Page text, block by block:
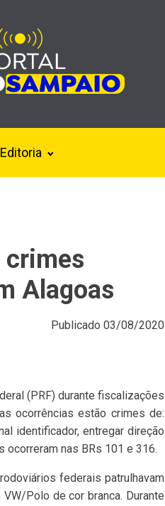
Editoria
crimes
Alagoas
Publicado 03/08/2020
(PRF) durante fiscalizações
ocorrências estão crimes de:
identificador, entregar direção
ocorreram nas BRs 101 e 316.
federais patrulhavam
Polo de cor branca. Durante